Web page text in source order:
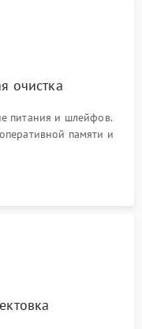
очистка
питания и шлейфов.
памяти и
и радиаторов от пыли
предотвращения